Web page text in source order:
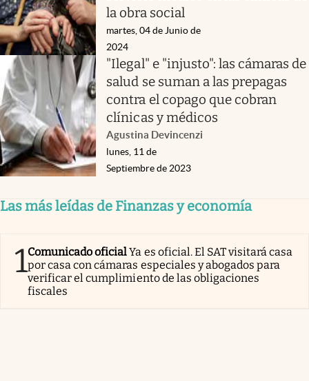
la obra social
martes, 04 de Junio de
2024
"Ilegal" e "injusto": las cámaras de
salud se suman a las prepagas
contra el copago que cobran
clínicas y médicos
Agustina Devincenzi
lunes, 11 de
Septiembre de 2023
Las más leídas de Finanzas y economía
1Comunicado oficialYa es oficial. El SAT visitará casa
por casa con cámaras especiales y abogados para
verificar el cumplimiento de las obligaciones
fiscales